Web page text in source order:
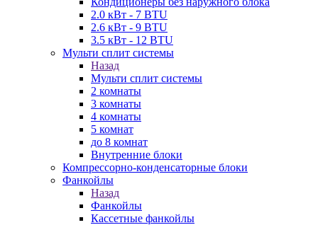
2.0 кВт - 7 BTU
2.6 кВт - 9 BTU
3.5 кВт - 12 BTU
Мульти сплит системы
Назад
Мульти сплит системы
2 комнаты
3 комнаты
4 комнаты
5 комнат
до 8 комнат
Внутренние блоки
Компрессорно-конденсаторные блоки
Фанкойлы
Назад
Фанкойлы
Кассетные фанкойлы